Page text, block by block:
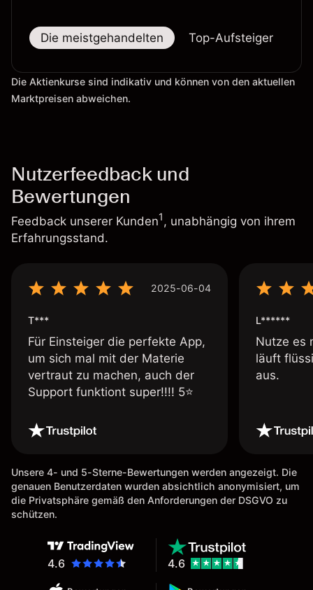
Die meistgehandelten Top-Aufsteiger
Die Aktienkurse sind indikativ und können von den aktuellen
Marktpreisen abweichen.
Nutzerfeedback und
Bewertungen
Feedback unserer Kunden1, unabhängig von ihrem
Erfahrungsstand.
2025-06-04
T***
Für Einsteiger die perfekte App,
um sich mal mit der Materie
vertraut zu machen, auch der
Support funktiont super!!!! 5⭐️
L******
Nutze es
läuft
aus.
Unsere 4- und 5-Sterne-Bewertungen werden angezeigt. Die
genauen Benutzerdaten wurden absichtlich anonymisiert, um
die Privatsphäre gemäß den Anforderungen der DSGVO zu
schützen.
4.6 4.6